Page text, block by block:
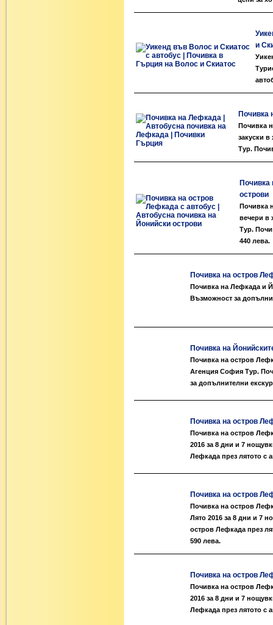
и
Почивка
Почивка
закуски
Тур.
Почивка
острови
Почивка
вечери в
Тур.
440 лева.
Почивка на остров
Почивка на Лефкада и
Възможност за
Почивка на
Почивка на остров
Агенция София Тур.
за допълнителни
Почивка на остров
Почивка на остров
2016 за 8 дни и 7
Лефкада през лятото с
Почивка на остров
Почивка на остров
Лято 2016 за 8 дни и 7
остров Лефкада през
590 лева.
Почивка на остров
Почивка на остров
2016 за 8 дни и 7
Лефкада през лятото с